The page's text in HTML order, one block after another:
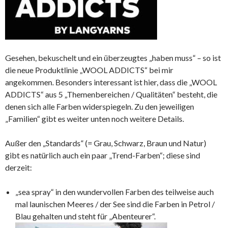
Gesehen, bekuschelt und ein überzeugtes „haben muss“ – so ist
die neue Produktlinie „WOOL ADDICTS“ bei mir
angekommen. Besonders interessant ist hier, dass die „WOOL
ADDICTS“ aus 5 „Themenbereichen / Qualitäten“ besteht, die
denen sich alle Farben widerspiegeln. Zu den jeweiligen
„Familien“ gibt es weiter unten noch weitere Details.
Außer den „Standards“ (= Grau, Schwarz, Braun und Natur)
gibt es natürlich auch ein paar „Trend-Farben“; diese sind
derzeit:
„sea spray“ in den wundervollen Farben des teilweise auch
mal launischen Meeres / der See sind die Farben in Petrol /
Blau gehalten und steht für „Abenteurer“.